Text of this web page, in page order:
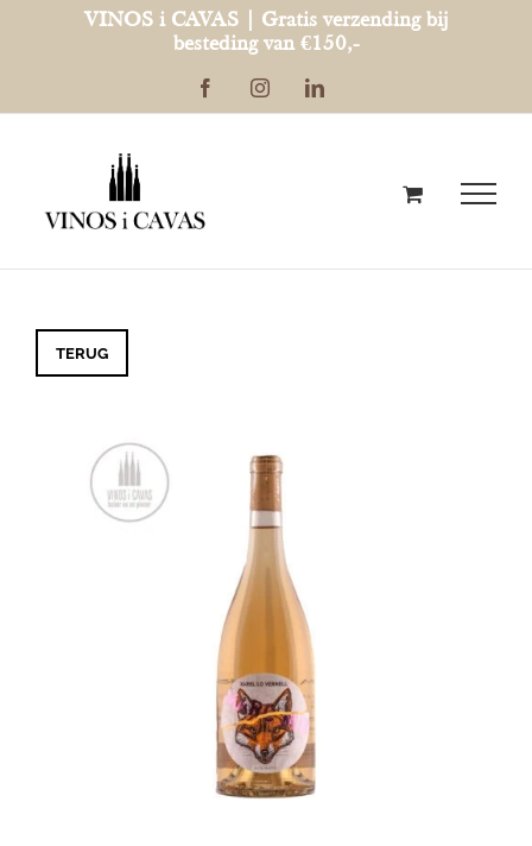
VINOS i CAVAS | Gratis verzending bij
besteding van €150,-
FacebookInstagramLinkedIn
TERUG